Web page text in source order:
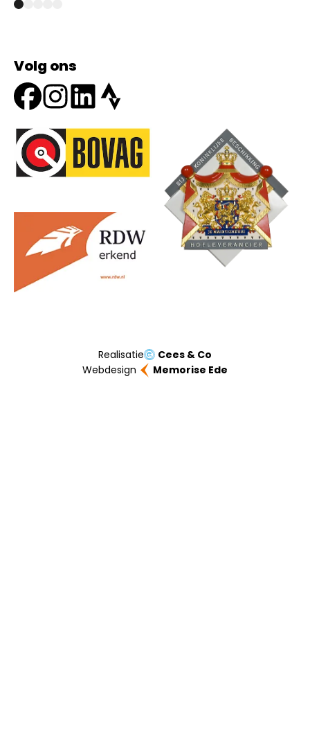
Volg ons
Onze partners
Realisatie
Cees & Co
Webdesign
Memorise Ede